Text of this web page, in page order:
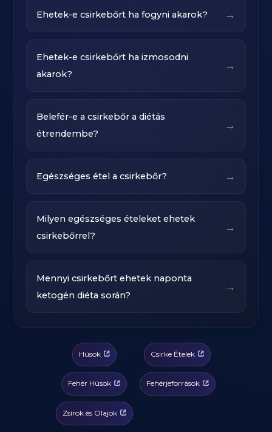
Ehetek-e csirkebőrt ha fogyni akarok? →
Ehetek-e csirkebőrt ha izmosodni
akarok?
→
Belefér-e a csirkebőr a diétás
étrendembe?
→
Egészséges étel a csirkebőr? →
Milyen egészséges ételeket ehetek
csirkebőrrel?
→
Mennyi csirkebőrt ehetek naponta
ketogén diéta során?
→
Húsok Csirke Ételek
Fehér Húsok Fehérjeforrások
Zsírok és Olajok